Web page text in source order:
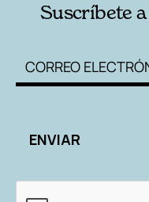
Suscríbete